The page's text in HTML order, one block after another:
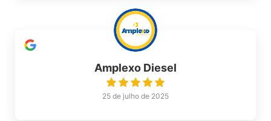
Amplexo Diesel
25 de julho de 2025